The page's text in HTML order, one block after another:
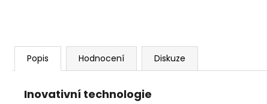
Popis Hodnocení Diskuze
Inovativní technologie